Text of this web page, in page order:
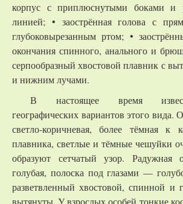
корпус с приплюснутыми боками и
линией; • заострённая голова с
глубоковырезанным ртом; •
окончания спинного, анального и
серпообразный хвостовой плавник с
и нижним лучами.
В настоящее время
географических вариантов этого вида.
светло-коричневая, более тёмная к
плавника, светлые и тёмные чешуйки
образуют сетчатый узор. Радужная
голубая, полоска под глазами —
разветвленный хвостовой, спинной и